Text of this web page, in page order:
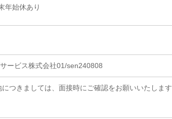
始休あり
ービス株式会社01/sen240808
つきましては、面接時にご確認をお願いいたします